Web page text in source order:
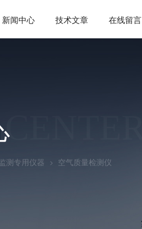
新闻中心 技术文章 在线留言
测专用仪器 空气质量检测仪